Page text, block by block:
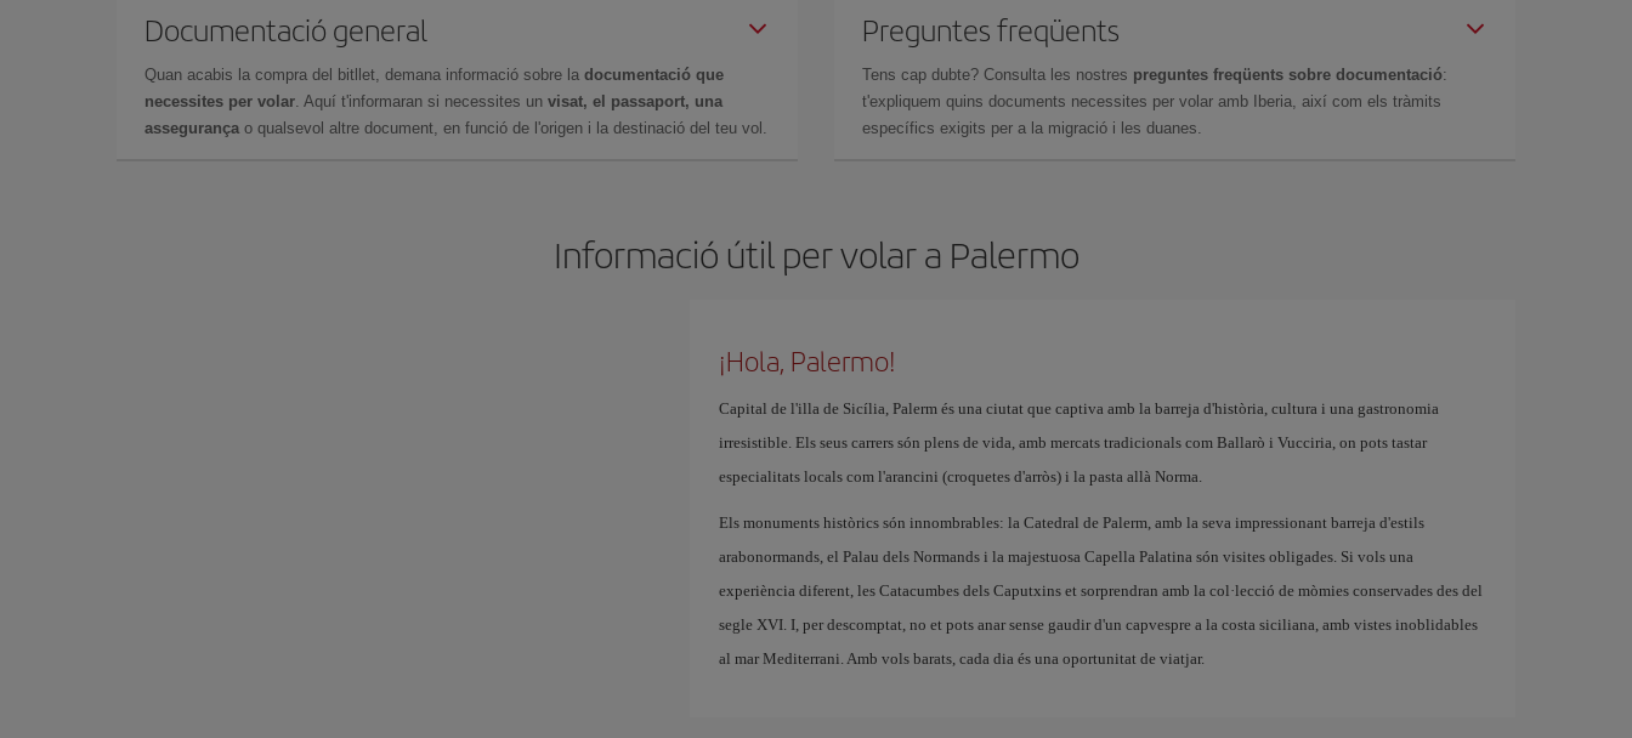
Documentació general
Quan acabis la compra del bitllet, demana informació sobre la documentació que
necessites per volar. Aquí t'informaran si necessites un visat, el passaport, una
assegurança o qualsevol altre document, en funció de l'origen i la destinació del teu vol.
Preguntes freqüents
Tens cap dubte? Consulta les nostres preguntes freqüents sobre documentació:
t'expliquem quins documents necessites per volar amb Iberia, així com els tràmits
específics exigits per a la migració i les duanes.
Informació útil per volar a Palermo
¡Hola, Palermo!
Capital de l'illa de Sicília, Palerm és una ciutat que captiva amb la barreja d'història, cultura i una gastronomia
irresistible. Els seus carrers són plens de vida, amb mercats tradicionals com Ballarò i Vucciria, on pots tastar
especialitats locals com l'arancini (croquetes d'arròs) i la pasta allà Norma.
Els monuments històrics són innombrables: la Catedral de Palerm, amb la seva impressionant barreja d'estils
arabonormands, el Palau dels Normands i la majestuosa Capella Palatina són visites obligades. Si vols una
experiència diferent, les Catacumbes dels Caputxins et sorprendran amb la col·lecció de mòmies conservades des del
segle XVI. I, per descomptat, no et pots anar sense gaudir d'un capvespre a la costa siciliana, amb vistes inoblidables
al mar Mediterrani. Amb vols barats, cada dia és una oportunitat de viatjar.